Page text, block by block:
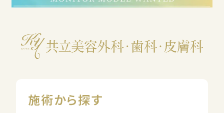
施術から探す